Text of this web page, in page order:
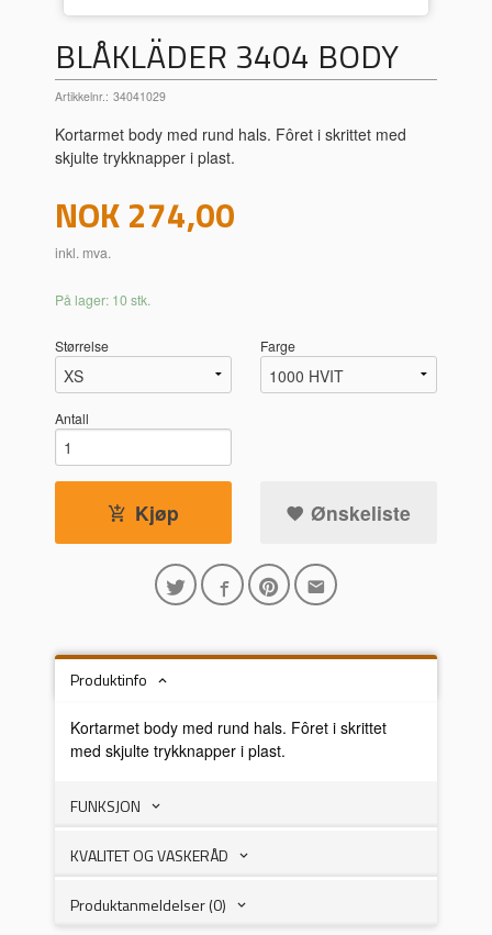
BLÅKLÄDER 3404 BODY
Artikkelnr.: 34041029
Kortarmet body med rund hals. Fôret i skrittet med
skjulte trykknapper i plast.
Pris
NOK274,00
inkl. mva.
På lager: 10 stk.
Størrelse Farge
Antall
Kjøp Ønskeliste
Produktinfo
Kortarmet body med rund hals. Fôret i skrittet
med skjulte trykknapper i plast.
FUNKSJON
KVALITET OG VASKERÅD
Produktanmeldelser (0)